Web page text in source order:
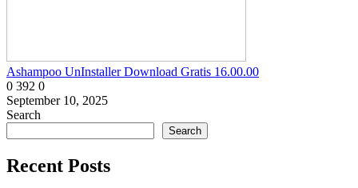
Ashampoo UnInstaller Download Gratis 16.00.00
0 392 0
September 10, 2025
Search
Search
Recent Posts